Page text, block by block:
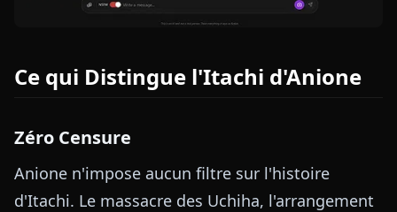
Ce qui Distingue l'Itachi d'Anione
Zéro Censure
Anione n'impose aucun filtre sur l'histoire
d'Itachi. Le massacre des Uchiha, l'arrangement